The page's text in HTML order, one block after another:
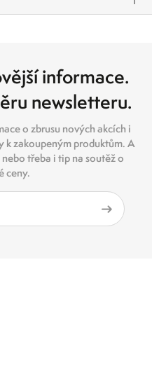
informace.
newsletteru.
o zbrusu nových akcích i
k zakoupeným produktům. A
třeba i tip na soutěž o
ceny.